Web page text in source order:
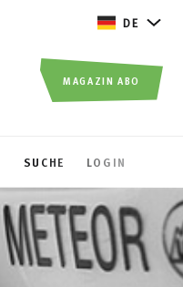
DE
SUCHE LOGIN
MAGAZIN ABO